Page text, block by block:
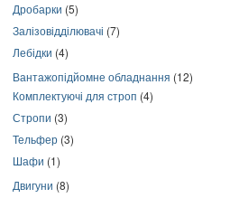
Дробарки (5)
Залізовідділювачі (7)
Лебідки (4)
Вантажопідйомне обладнання (12)
Комплектуючі для строп (4)
Стропи (3)
Тельфер (3)
Шафи (1)
Двигуни (8)